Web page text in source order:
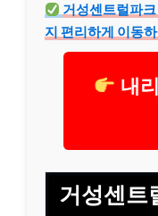
거성센트럴파
지 편리하게 이동
내
거성센트